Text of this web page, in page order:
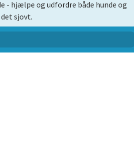
- hjælpe og udfordre både hunde og
sjovt.